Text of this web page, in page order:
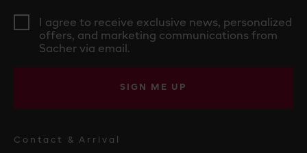
I agree to receive exclusive news, personalized
offers, and marketing communications from
Sacher via email.
SIGN ME UP
Contact & Arrival